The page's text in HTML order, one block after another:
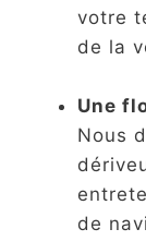
votre
de la
Une
Nous
de